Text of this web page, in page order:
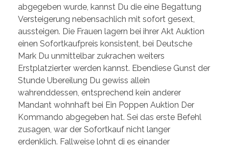
abgegeben wurde, kannst Du die eine Begattung
Versteigerung nebensachlich mit sofort gesext,
aussteigen. Die Frauen lagern bei ihrer Akt Auktion
einen Sofortkaufpreis konsistent, bei Deutsche
Mark Du unmittelbar zukrachen weiters
Erstplatzierter werden kannst. Ebendiese Gunst der
Stunde Ubereilung Du gewiss allein
wahrenddessen, entsprechend kein anderer
Mandant wohnhaft bei Ein Poppen Auktion Der
Kommando abgegeben hat. Sei das erste Befehl
zusagen, war der Sofortkauf nicht langer
erdenklich. Fallweise lohnt di es einander